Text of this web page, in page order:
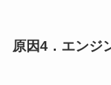
原因4．エンジ